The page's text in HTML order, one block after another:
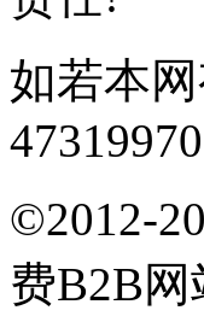
如若本
©2012-
费B2B网